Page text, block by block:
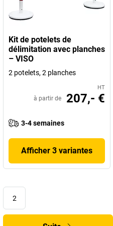
Kit de potelets de
délimitation avec planches
– VISO
2 potelets, 2 planches
HT
à partir de 207,- €
3-4 semaines
Afficher 3 variantes
2